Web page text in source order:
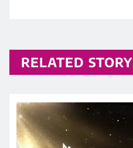
RELATED STORY